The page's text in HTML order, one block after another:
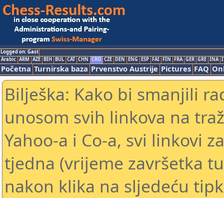
Logged on: Gast
Arabic ARM AZE BIH BUL CAT CHN CRO CZE DEN ENG ESP FAI FIN FRA GER GRE INA
Početna Turnirska baza Prvenstvo Austrije Pictures FAQ
Bilješka: Kako bi smanjili
unosom svih linkova na
Yahoo-a i Co-a, svi linkovi
tjedna (vrijeme završetka
nakon klika na sljedeću